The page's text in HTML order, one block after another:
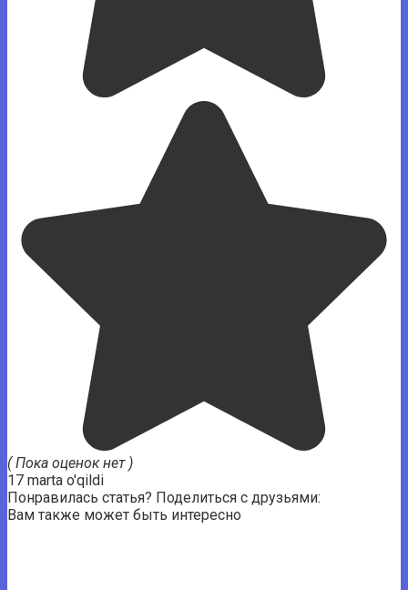
( Пока оценок нет )
17 marta o'qildi
Понравилась статья? Поделиться с друзьями:
Вам также может быть интересно